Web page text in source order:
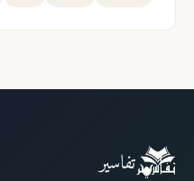
تفاسير